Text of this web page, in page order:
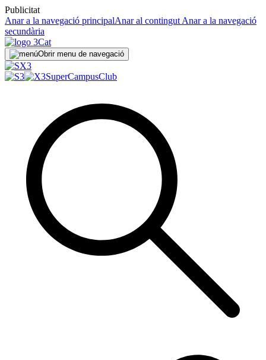
Publicitat
Anar a la navegació principalAnar al contingut Anar a la navegació
secundària
Obrir menu de navegació
SuperCampusClub